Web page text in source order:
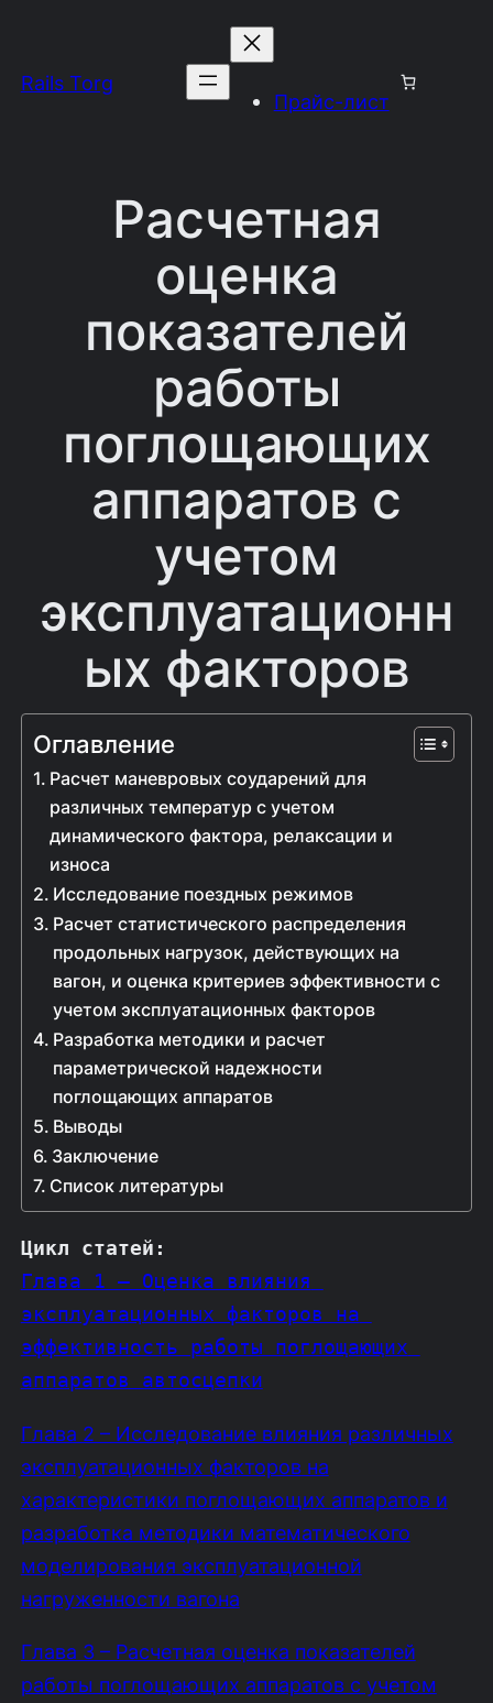
содержимому
Rails Torg
Прайс-лист
Расчетная
оценка
показателей
работы
поглощающих
аппаратов с
учетом
эксплуатационн
ых факторов
Оглавление
Расчет маневровых соударений для
различных температур с учетом
динамического фактора, релаксации и
износа
Исследование поездных режимов
Расчет статистического распределения
продольных нагрузок, действующих на
вагон, и оценка критериев эффективности с
учетом эксплуатационных факторов
Разработка методики и расчет
параметрической надежности
поглощающих аппаратов
Выводы
Заключение
Список литературы
Цикл статей :
Глава 1 – Оценка влияния
эксплуатационных факторов на
эффективность работы поглощающих
аппаратов автосцепки
Глава 2 – Исследование влияния различных
эксплуатационных факторов на
характеристики поглощающих аппаратов и
разработка методики математического
моделирования эксплуатационной
нагруженности вагона
Глава 3 – Расчетная оценка показателей
работы поглощающих аппаратов с учетом